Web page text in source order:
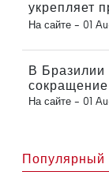
укрепляет
в будущем
На сайте - 01
В Бразилии
На сайте - 01
Популярный